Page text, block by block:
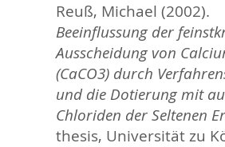
Reuß, Michael (2002).
Beeinflussung der
Ausscheidung von
(CaCO3) durch
und die Dotierung mit
Chloriden der Seltenen
thesis, Universität zu